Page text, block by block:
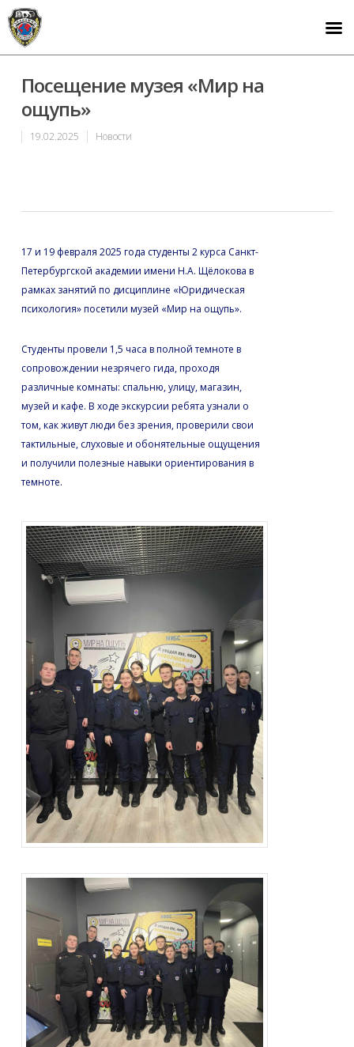
Посещение музея «Мир на
ощупь»
19.02.2025 Новости
17 и 19 февраля 2025 года студенты 2 курса Санкт-
Петербургской академии имени Н.А. Щёлокова в
рамках занятий по дисциплине «Юридическая
психология» посетили музей «Мир на ощупь».
Студенты провели 1,5 часа в полной темноте в
сопровождении незрячего гида, проходя
различные комнаты: спальню, улицу, магазин,
музей и кафе. В ходе экскурсии ребята узнали о
том, как живут люди без зрения, проверили свои
тактильные, слуховые и обонятельные ощущения
и получили полезные навыки ориентирования в
темноте.